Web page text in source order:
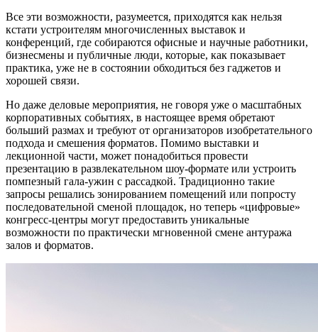
Все эти возможности, разумеется, приходятся как нельзя
кстати устроителям многочисленных выставок и
конференций, где собираются офисные и научные работники,
бизнесмены и публичные люди, которые, как показывает
практика, уже не в состоянии обходиться без гаджетов и
хорошей связи.
Но даже деловые мероприятия, не говоря уже о масштабных
корпоративных событиях, в настоящее время обретают
больший размах и требуют от организаторов изобретательного
подхода и смешения форматов. Помимо выставки и
лекционной части, может понадобиться провести
презентацию в развлекательном шоу-формате или устроить
помпезный гала-ужин с рассадкой. Традиционно такие
запросы решались зонированием помещений или попросту
последовательной сменой площадок, но теперь «цифровые»
конгресс-центры могут предоставить уникальные
возможности по практически мгновенной смене антуража
залов и форматов.